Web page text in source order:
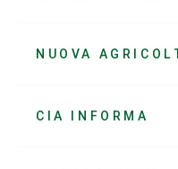
NUOVA
CIA INFORMA